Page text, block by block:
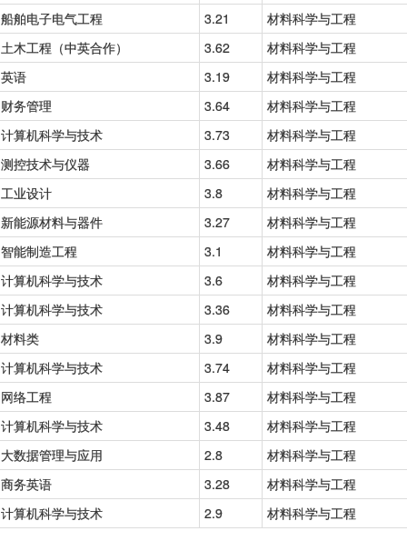
船舶电子电气工程 3.21
材料科学与工程
土木工程（中英合作） 3.62
材料科学与工程
英语 3.19
材料科学与工程
财务管理 3.64
材料科学与工程
计算机科学与技术 3.73
材料科学与工程
测控技术与仪器 3.66
材料科学与工程
工业设计 3.8
材料科学与工程
新能源材料与器件 3.27
材料科学与工程
智能制造工程 3.1
材料科学与工程
计算机科学与技术 3.6
材料科学与工程
计算机科学与技术 3.36
材料科学与工程
材料类 3.9
材料科学与工程
计算机科学与技术 3.74
材料科学与工程
网络工程 3.87
材料科学与工程
计算机科学与技术 3.48
材料科学与工程
大数据管理与应用 2.8
材料科学与工程
商务英语 3.28
材料科学与工程
计算机科学与技术 2.9 材料科学与工程